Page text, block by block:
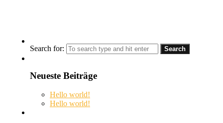
Search for:
Neueste Beiträge
Hello world!
Hello world!